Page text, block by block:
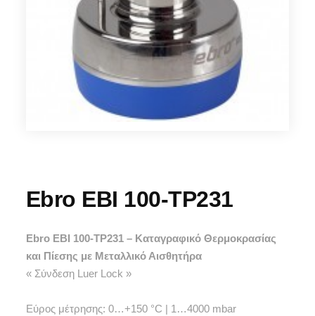
Ebro EBI 100-TP231
Ebro EBI 100-TP231 – Καταγραφικό Θερμοκρασίας
και Πίεσης με Μεταλλικό Αισθητήρα
« Σύνδεση Luer Lock »
Εύρος μέτρησης: 0…+150 °C | 1…4000 mbar